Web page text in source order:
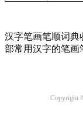
汉字笔画笔顺词典
部常用汉字的笔画
Copyright